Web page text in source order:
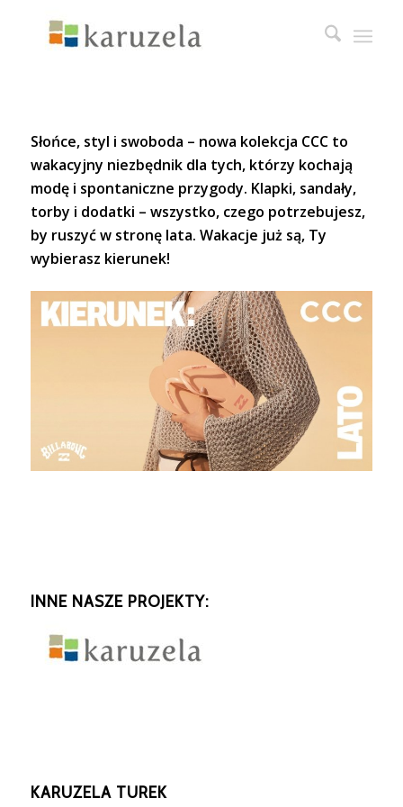
Słońce, styl i swoboda – nowa kolekcja CCC to
wakacyjny niezbędnik dla tych, którzy kochają
modę i spontaniczne przygody. Klapki, sandały,
torby i dodatki – wszystko, czego potrzebujesz,
by ruszyć w stronę lata. Wakacje już są, Ty
wybierasz kierunek!
INNE NASZE PROJEKTY:
KARUZELA TUREK